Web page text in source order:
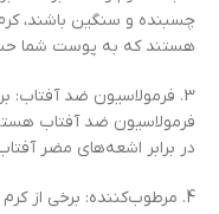
چسبنده و سنگین باشند،
هستند که به پوست شما
3. فرمولاسیون ضد آفتاب:
فرمولاسیون ضد آفتاب
در برابر اشعه‌های مضر
4. مرطوب‌کننده: برخی از